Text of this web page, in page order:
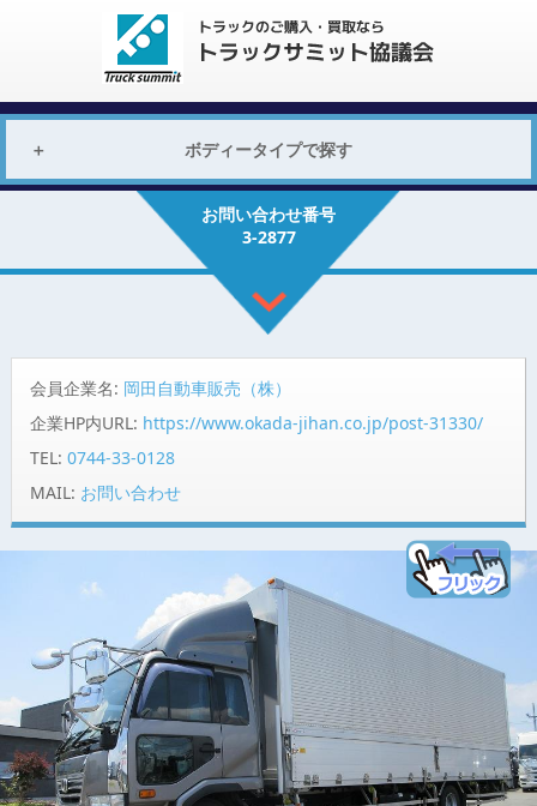
ボディータイプで探す
お問い合わせ番号
3-2877
会員企業名: 岡田自動車販売（株）
企業HP内URL: https://www.okada-jihan.co.jp/post-31330/
TEL: 0744-33-0128
MAIL: お問い合わせ